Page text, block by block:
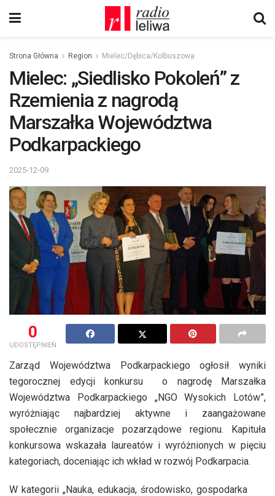
Strona Główna Region Mielec/Dębica/Kolbuszowa
Mielec: „Siedlisko Pokoleń” z
Rzemienia z nagrodą
Marszałka Województwa
Podkarpackiego
2025-12-09
0
UDOSTĘPNIEŃ
Zarząd Województwa Podkarpackiego ogłosił wyniki
tegorocznej edycji konkursu o nagrodę Marszałka
Województwa Podkarpackiego „NGO Wysokich Lotów”,
wyróżniając najbardziej aktywne i zaangażowane
społecznie organizacje pozarządowe regionu. Kapituła
konkursowa wskazała laureatów i wyróżnionych w pięciu
kategoriach, doceniając ich wkład w rozwój Podkarpacia.
W kategorii „Nauka, edukacja, środowisko, gospodarka